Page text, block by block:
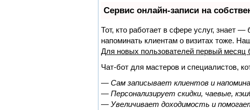
Решенные вопросы!
Курс гривны к рублю сегодня?
Сколько стоит на сегодняшний
день 1 гривна по отношению к
Сервис онлайн-записи на
Тот, кто работает в сфере услуг, знает
напоминать клиентам о визитах тоже.
Для новых пользователей первый месяц
Чат-бот для мастеров и специалистов,
— Сам записывает клиентов и
— Персонализирует скидки, чаевые,
— Увеличивает доходимость и